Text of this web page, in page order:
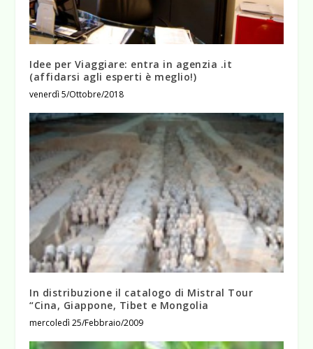
Idee per Viaggiare: entra in agenzia .it
(affidarsi agli esperti è meglio!)
venerdì 5/Ottobre/2018
In distribuzione il catalogo di Mistral Tour
“Cina, Giappone, Tibet e Mongolia
mercoledì 25/Febbraio/2009